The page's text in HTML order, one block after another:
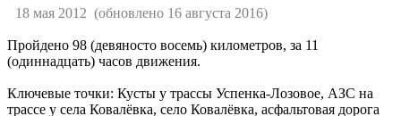
18 мая 2012 (обновлено 16 августа 2016)
Пройдено 98 (девяносто восемь) километров, за 11
(одиннадцать) часов движения.
Ключевые точки: Кусты у трассы Успенка-Лозовое, АЗС на
трассе у села Ковалёвка, село Ковалёвка, асфальтовая дорога